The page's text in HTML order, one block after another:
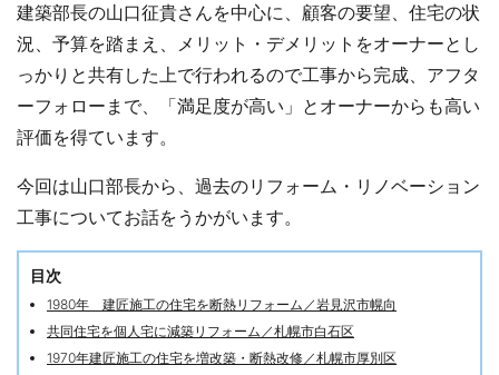
建築部長の山口征貴さんを中心に、顧客の要望、住宅の状
況、予算を踏まえ、メリット・デメリットをオーナーとし
っかりと共有した上で行われるので工事から完成、アフタ
ーフォローまで、「満足度が高い」とオーナーからも高い
評価を得ています。
今回は山口部長から、過去のリフォーム・リノベーション
工事についてお話をうかがいます。
目次
1980年 建匠施工の住宅を断熱リフォーム／岩見沢市幌向
共同住宅を個人宅に減築リフォーム／札幌市白石区
1970年建匠施工の住宅を増改築・断熱改修／札幌市厚別区